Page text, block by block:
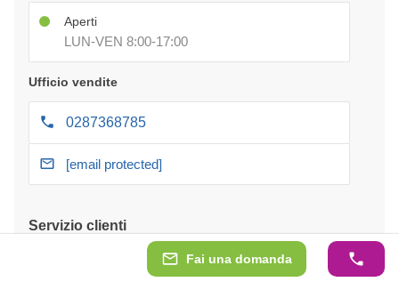
Fai una domanda
Aperti
LUN-VEN 8:00-17:00
Ufficio vendite
0287368785
[email protected]
Servizio clienti